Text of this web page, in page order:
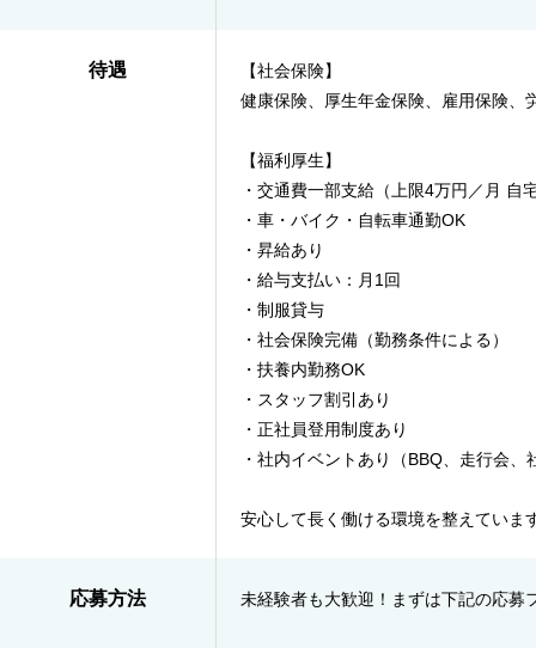
待遇
【社会保険】
健康保険、厚生年金保険、雇用保険、
【福利厚生】
・交通費一部支給（上限4万円／月
・車・バイク・自転車通勤OK
・昇給あり
・給与支払い：月1回
・制服貸与
・社会保険完備（勤務条件による）
・扶養内勤務OK
・スタッフ割引あり
・正社員登用制度あり
・社内イベントあり（BBQ、走行会、
安心して長く働ける環境を整えていま
応募方法 未経験者も大歓迎！まずは下記の応募